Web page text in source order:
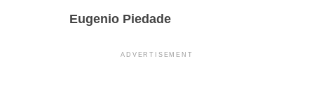
Eugenio Piedade
ADVERTISEMENT